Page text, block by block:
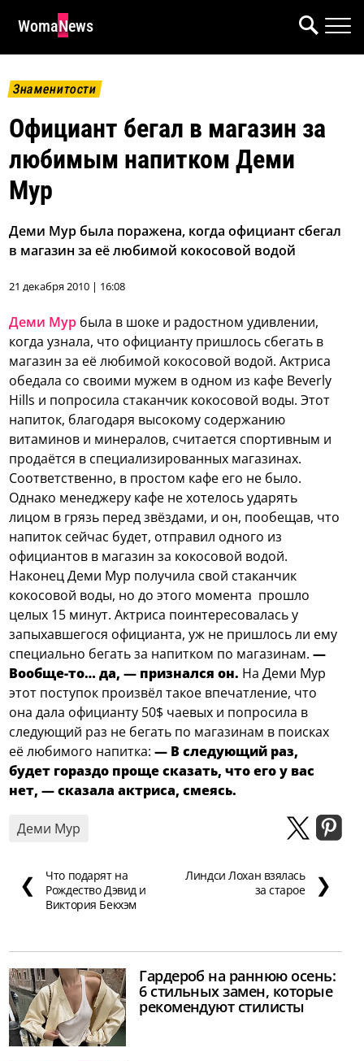
WomaNews
Знаменитости
Официант бегал в магазин за
любимым напитком Деми
Мур
Деми Мур была поражена, когда официант сбегал
в магазин за её любимой кокосовой водой
21 декабря 2010 | 16:08
Деми Мур была в шоке и радостном удивлении,
когда узнала, что официанту пришлось сбегать в
магазин за её любимой кокосовой водой. Актриса
обедала со своими мужем в одном из кафе Beverly
Hills и попросила стаканчик кокосовой воды. Этот
напиток, благодаря высокому содержанию
витаминов и минералов, считается спортивным и
продаётся в специализированных магазинах.
Соответственно, в простом кафе его не было.
Однако менеджеру кафе не хотелось ударять
лицом в грязь перед звёздами, и он, пообещав, что
напиток сейчас будет, отправил одного из
официантов в магазин за кокосовой водой.
Наконец Деми Мур получила свой стаканчик
кокосовой воды, но до этого момента прошло
целых 15 минут. Актриса поинтересовалась у
запыхавшегося официанта, уж не пришлось ли ему
специально бегать за напитком по магазинам.—
Вообще-то… да, — признался он. На Деми Мур
этот поступок произвёл такое впечатление, что
она дала официанту 50$ чаевых и попросила в
следующий раз не бегать по магазинам в поисках
её любимого напитка:— В следующий раз,
будет гораздо проще сказать, что его у вас
нет, — сказала актриса, смеясь.
Деми Мур
❮
Что подарят на
Рождество Дэвид и
Виктория Бекхэм
Линдси Лохан взялась
за старое
❯
Гардероб на раннюю осень:
6 стильных замен, которые
рекомендуют стилисты